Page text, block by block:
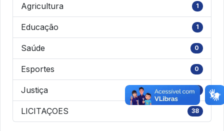
Agricultura 1
Educação 1
Saúde 0
Esportes 0
Justiça 0
LICITAÇOES 38